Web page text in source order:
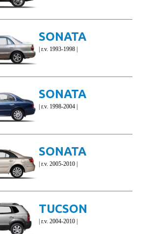
SONATA
| r.v. 1993-1998 |
SONATA
| r.v. 1998-2004 |
SONATA
| r.v. 2005-2010 |
TUCSON
| r.v. 2004-2010 |